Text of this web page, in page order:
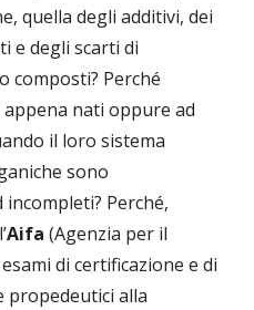
quella degli additivi, dei
e degli scarti di
composti? Perché
nati oppure ad
il loro sistema
sono
Perché,
Aifa (Agenzia per il
di certificazione e di
propedeutici alla